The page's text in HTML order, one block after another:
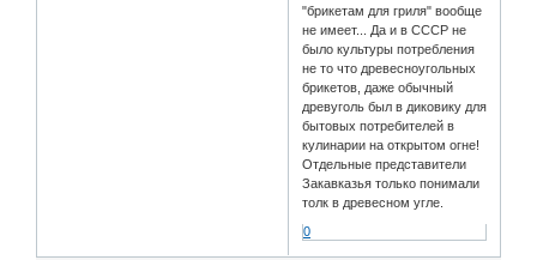
"брикетам для гриля" вообще
не имеет... Да и в СССР не
было культуры потребления
не то что древесноугольных
брикетов, даже обычный
древуголь был в диковику для
бытовых потребителей в
кулинарии на открытом огне!
Отдельные представители
Закавказья только понимали
толк в древесном угле.
0